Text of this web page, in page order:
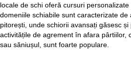
locale de schi oferă cursuri
domeniile schiabile sunt caracterizate
pitorești, unde schiorii avansați găsesc
activitățile de agrement în afara pârtiilor,
sau săniușul, sunt foarte populare.